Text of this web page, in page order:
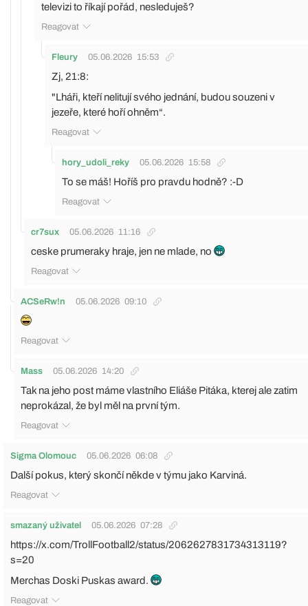
televizi to říkají pořád, nesleduješ?
Reagovat
Fleury 05.06.2026 15:53
Zj, 21:8:
"Lháři, kteří nelitují svého jednání, budou souzeni v
jezeře, které hoří ohněm“.
Reagovat
hory_udoli_reky 05.06.2026 15:58
To se máš! Hoříš pro pravdu hodně? :-D
Reagovat
cr7sux 05.06.2026 11:16
ceske prumeraky hraje, jen ne mlade, no
Reagovat
ACSeRw!n 05.06.2026 09:10
Reagovat
Mass 05.06.2026 14:20
Tak na jeho post máme vlastního Eliáše Pitáka, kterej ale zatim
neprokázal, že byl měl na první tým.
Reagovat
Sigma Olomouc 05.06.2026 06:08
Další pokus, který skončí někde v týmu jako Karviná.
Reagovat
smazaný uživatel 05.06.2026 07:28
https://x.com/TrollFootball2/status/2062627831734313119?
s=20
Merchas Doski Puskas award.
Reagovat